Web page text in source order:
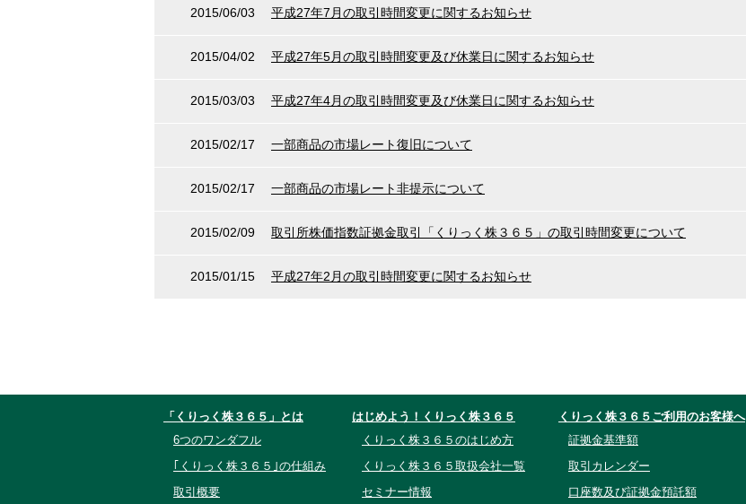
2015/06/03 平成27年7月の取引時間変更に関するお知らせ
2015/04/02 平成27年5月の取引時間変更及び休業日に関するお知らせ
2015/03/03 平成27年4月の取引時間変更及び休業日に関するお知らせ
2015/02/17 一部商品の市場レート復旧について
2015/02/17 一部商品の市場レート非提示について
2015/02/09 取引所株価指数証拠金取引「くりっく株３６５」の取引時間変更について
2015/01/15 平成27年2月の取引時間変更に関するお知らせ
「くりっく株３６５」とは
6つのワンダフル
｢くりっく株３６５｣の仕組み
取引概要
はじめよう！くりっく株３６５
くりっく株３６５のはじめ方
くりっく株３６５取扱会社一覧
セミナー情報
くりっく株３６５ご利用のお客様へ
証拠金基準額
取引カレンダー
口座数及び証拠金預託額